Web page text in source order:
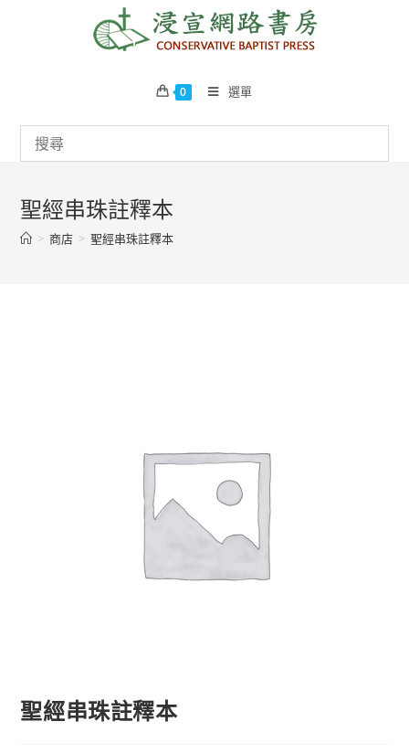
0 選單
聖經串珠註釋本
> 商店 > 聖經串珠註釋本
聖經串珠註釋本